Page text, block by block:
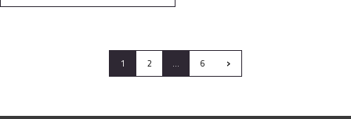
1 2 … 6 ›